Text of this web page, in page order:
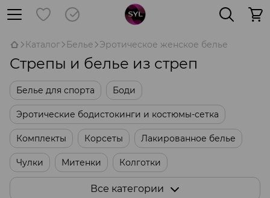
Каталог Белье Эротическое женское белье
Стрепы и белье из стреп
Белье для спорта Боди
Эротические бодистокинги и костюмы-сетка
Комплекты Корсеты Лакированное белье
Чулки Митенки Колготки
Пеньюары и сорочки Ролевые костюмы
Все категории